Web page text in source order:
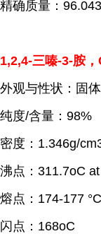
精确质量：
1,2,4-三嗪-3-胺
外观与性状：固体
纯度/含量：98%
密度：1.346g/
沸点：311.7oC
熔点：174-177
闪点：168oC